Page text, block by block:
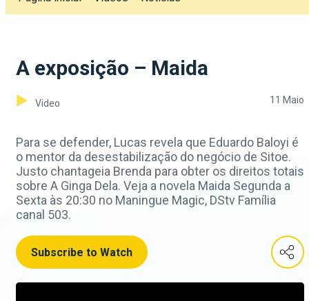
A exposição – Maida
Video 11 Maio
Para se defender, Lucas revela que Eduardo Baloyi é
o mentor da desestabilização do negócio de Sitoe.
Justo chantageia Brenda para obter os direitos totais
sobre A Ginga Dela. Veja a novela Maida Segunda a
Sexta às 20:30 no Maningue Magic, DStv Família
canal 503.
Subscribe to Watch